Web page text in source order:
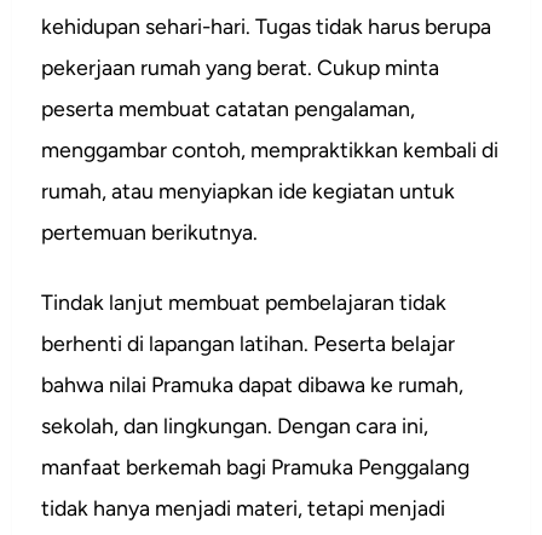
kehidupan sehari-hari. Tugas tidak harus berupa
pekerjaan rumah yang berat. Cukup minta
peserta membuat catatan pengalaman,
menggambar contoh, mempraktikkan kembali di
rumah, atau menyiapkan ide kegiatan untuk
pertemuan berikutnya.
Tindak lanjut membuat pembelajaran tidak
berhenti di lapangan latihan. Peserta belajar
bahwa nilai Pramuka dapat dibawa ke rumah,
sekolah, dan lingkungan. Dengan cara ini,
manfaat berkemah bagi Pramuka Penggalang
tidak hanya menjadi materi, tetapi menjadi